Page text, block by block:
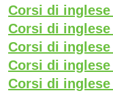
Corsi di
Corsi di
Corsi di
Corsi di
Corsi di inglese